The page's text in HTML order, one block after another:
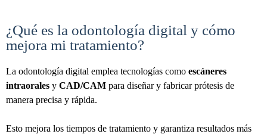
¿Qué es la odontología digital y cómo
mejora mi tratamiento?
La odontología digital emplea tecnologías como escáneres
intraorales y CAD/CAM para diseñar y fabricar prótesis de
manera precisa y rápida.
Esto mejora los tiempos de tratamiento y garantiza resultados más